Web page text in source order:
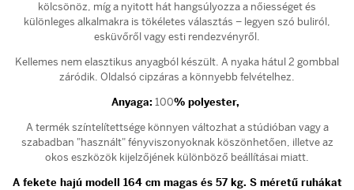
kölcsönöz, míg a nyitott hát hangsúlyozza a nőiességet és
különleges alkalmakra is tökéletes választás – legyen szó buliról,
esküvőről vagy esti rendezvényről.
Kellemes nem elasztikus anyagból készült. A nyaka hátul 2 gombbal
záródik. Oldalsó cipzáras a könnyebb felvételhez.
Anyaga: 100% polyester,
A termék színtelítettsége könnyen változhat a stúdióban vagy a
szabadban "használt" fényviszonyoknak köszönhetően, illetve az
okos eszközök kijelzőjének különböző beállításai miatt.
A fekete hajú modell 164 cm magas és 57 kg. S méretű ruhákat